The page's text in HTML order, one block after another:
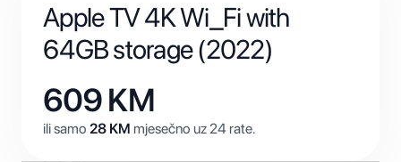
Apple TV 4K Wi_Fi with
64GB storage (2022)
609KM
ili samo 28 KM mjesečno uz 24 rate.